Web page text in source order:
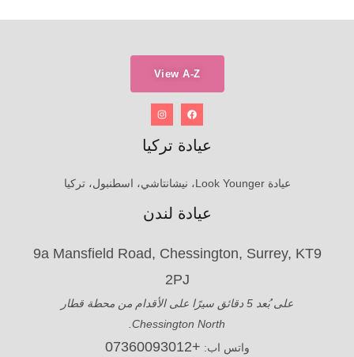
View A-Z
عيادة تركيا
عيادة Look Younger، نيشانتاشي، اسطنبول، تركيا
عيادة لندن
9a Mansfield Road, Chessington, Surrey, KT9
2PJ
على بُعد 5 دقائق سيرًا على الأقدام من محطة قطار
Chessington North.
واتس اب: +07360093012